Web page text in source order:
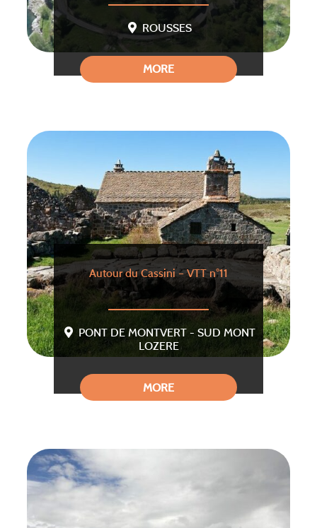
ROUSSES
MORE
Autour du Cassini – VTT n°11
PONT DE MONTVERT - SUD MONT
LOZERE
MORE